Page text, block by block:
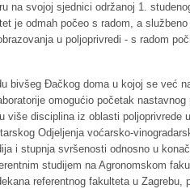
na svojoj sjednici održanoj 1.
je odmah počeo s radom, a
u poljoprivredi - s radom
bivšeg Đačkog doma u kojoj se
omogućio početak
disciplina iz oblasti
Odjeljenja voćarsko-
i stupnja svršenosti odnosno u
studijem na Agronomskom
referentnog fakulteta u